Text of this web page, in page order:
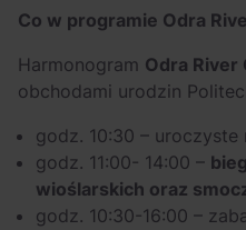
Co w programie Odra
Harmonogram Odra River
obchodami urodzin
godz. 10:30 –
godz. 11:00- 14:00 –
wioślarskich oraz
godz. 10:30-16:00 –